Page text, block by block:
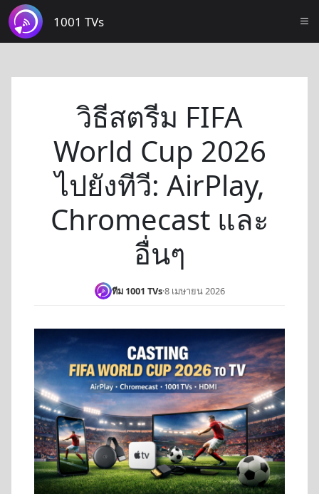
1001 TVs
วิธีสตรีม FIFA
World Cup 2026
ไปยังทีวี: AirPlay,
Chromecast และ
อื่นๆ
ทีม 1001 TVs·8 เมษายน 2026